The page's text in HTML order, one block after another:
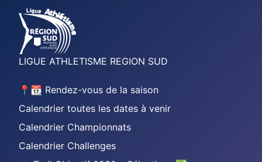
LIGUE ATHLETISME REGION SUD
📍📆 Rendez-vous de la saison
Calendrier toutes les dates à venir
Calendrier Championnats
Calendrier Challenges